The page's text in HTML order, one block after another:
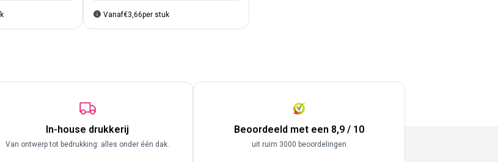
Vanaf€3,66per stuk
In-house drukkerij
Van ontwerp tot bedrukking: alles onder één dak.
Beoordeeld met een 8,9 / 10
uit ruim 3000 beoordelingen